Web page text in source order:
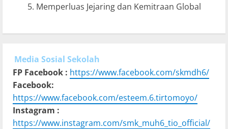
5. Memperluas Jejaring dan Kemitraan Global
Media Sosial Sekolah
FP Facebook : https://www.facebook.com/skmdh6/
Facebook:
https://www.facebook.com/esteem.6.tirtomoyo/
Instagram :
https://www.instagram.com/smk_muh6_tio_official/